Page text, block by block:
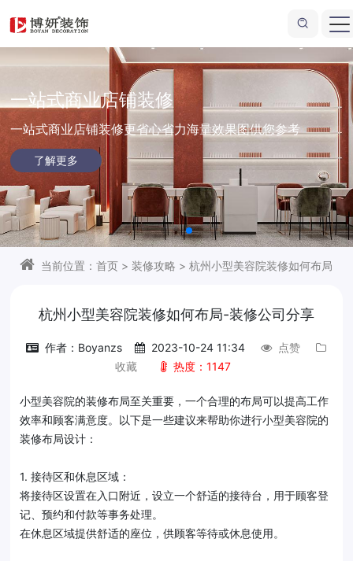
一站式商业店铺装修
一站式商业店铺装修更省心省力海量效果图供您参考
了解更多
当前位置：首页 > 装修攻略 >杭州小型美容院装修如何布局
杭州小型美容院装修如何布局-装修公司分享
作者：Boyanzs 2023-10-24 11:34
点赞
收藏
热度：1147
小型美容院的装修布局至关重要，一个合理的布局可以提高工作
效率和顾客满意度。以下是一些建议来帮助你进行小型美容院的
装修布局设计：
1. 接待区和休息区域：
将接待区设置在入口附近，设立一个舒适的接待台，用于顾客登
记、预约和付款等事务处理。
在休息区域提供舒适的座位，供顾客等待或休息使用。